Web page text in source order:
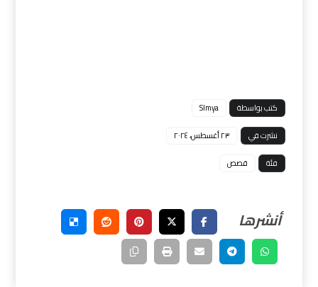
كتب بواسطة
Slmya
نشرت في
٢٣ أغسطس، ٢٠٢٤
فئة
قصص